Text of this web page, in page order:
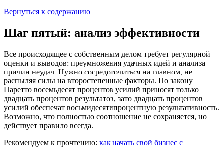
Вернуться к содержанию
Шаг пятый: анализ эффективности
Все происходящее с собственным делом требует регулярной
оценки и выводов: преумножения удачных идей и анализа
причин неудач. Нужно сосредоточиться на главном, не
распыляя силы на второстепенные факторы. По закону
Паретто восемьдесят процентов усилий приносят только
двадцать процентов результатов, зато двадцать процентов
усилий обеспечат восьмидесятипроцентную результативность.
Возможно, что полностью соотношение не сохраняется, но
действует правило всегда.
Рекомендуем к прочтению: как начать свой бизнес с